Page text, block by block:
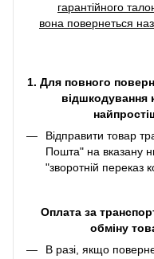
гарантійного
вона повернеться
1. Для повного
відшкодування
Відправити товар
Пошта" на вказану
"зворотній переказ
Оплата за
обміну
В разі, якщо